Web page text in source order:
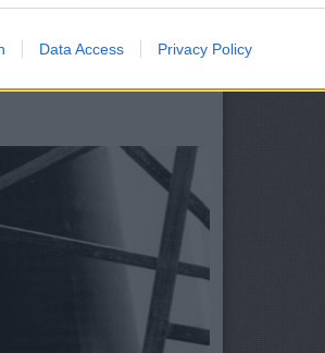
Data Access Privacy Policy